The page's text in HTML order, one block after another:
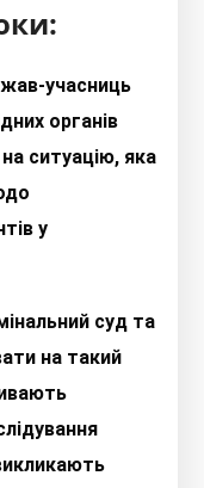
учасниць
органів
ситуацію, яка
у
суд та
на такий